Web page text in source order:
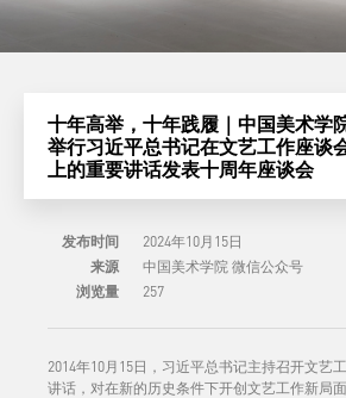
十年高举，十年践履｜中国美术学
举行习近平总书记在文艺工作座谈
上的重要讲话发表十周年座谈会
发布时间
2024年10月15日
来源
中国美术学院 微信公众号
浏览量
257
2014年10月15日，习近平总书记主持召开文艺
讲话，对在新的历史条件下开创文艺工作新局